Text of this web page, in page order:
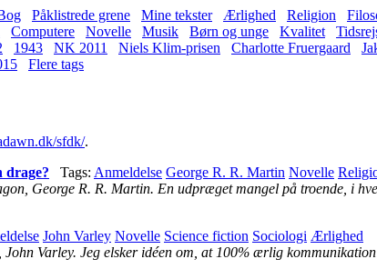
Påklistrede grene Mine tekster Ærlighed Religion
Computere Novelle Musik Børn og unge Kvalitet
1943 NK 2011 Niels Klim-prisen Charlotte Fruergaard
Flere tags
sfdk/.
drage?
Tags: Anmeldelse George R. R. Martin Novelle
George R. R. Martin. En udpræget mangel på troende, i
John Varley Novelle Science fiction Sociologi Ærlighed
John Varley. Jeg elsker idéen om, at 100% ærlig